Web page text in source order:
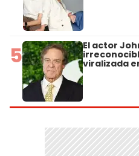
5 El actor
viralizada